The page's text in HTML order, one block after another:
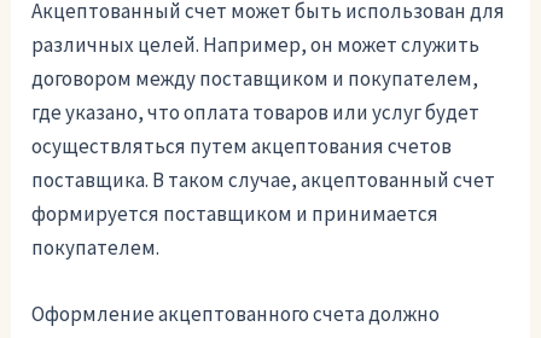
Акцептованный счет может быть использован для
различных целей. Например, он может служить
договором между поставщиком и покупателем,
где указано, что оплата товаров или услуг будет
осуществляться путем акцептования счетов
поставщика. В таком случае, акцептованный счет
формируется поставщиком и принимается
покупателем.
Оформление акцептованного счета должно